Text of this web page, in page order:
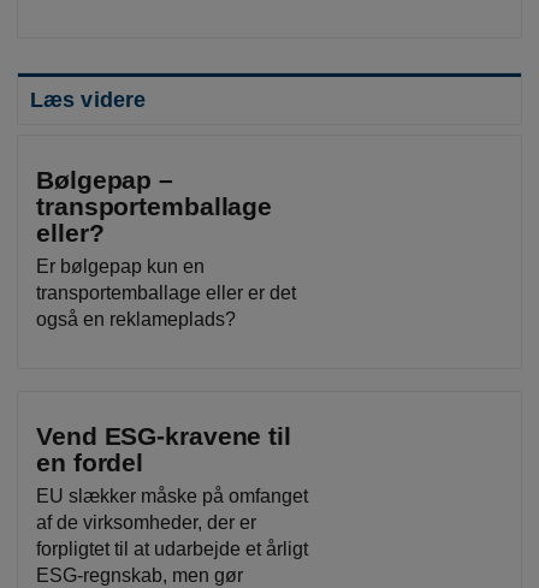
Læs videre
Bølgepap –
transportemballage
eller?
Er bølgepap kun en
transportemballage eller er det
også en reklameplads?
Vend ESG-kravene til
en fordel
EU slækker måske på omfanget
af de virksomheder, der er
forpligtet til at udarbejde et årligt
ESG-regnskab, men gør